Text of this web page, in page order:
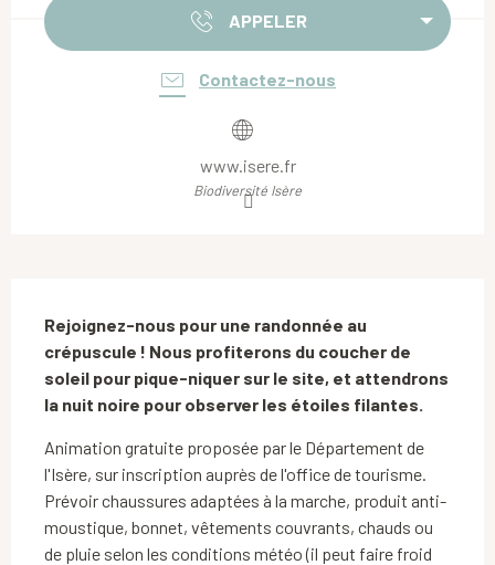
APPELER
Contactez-nous
www.isere.fr
Biodiversité Isère
Rejoignez-nous pour une randonnée au
crépuscule ! Nous profiterons du coucher de
soleil pour pique-niquer sur le site, et attendrons
la nuit noire pour observer les étoiles filantes.
Animation gratuite proposée par le Département de
l'Isère, sur inscription auprès de l'office de tourisme.
Prévoir chaussures adaptées à la marche, produit anti-
moustique, bonnet, vêtements couvrants, chauds ou
de pluie selon les conditions météo (il peut faire froid